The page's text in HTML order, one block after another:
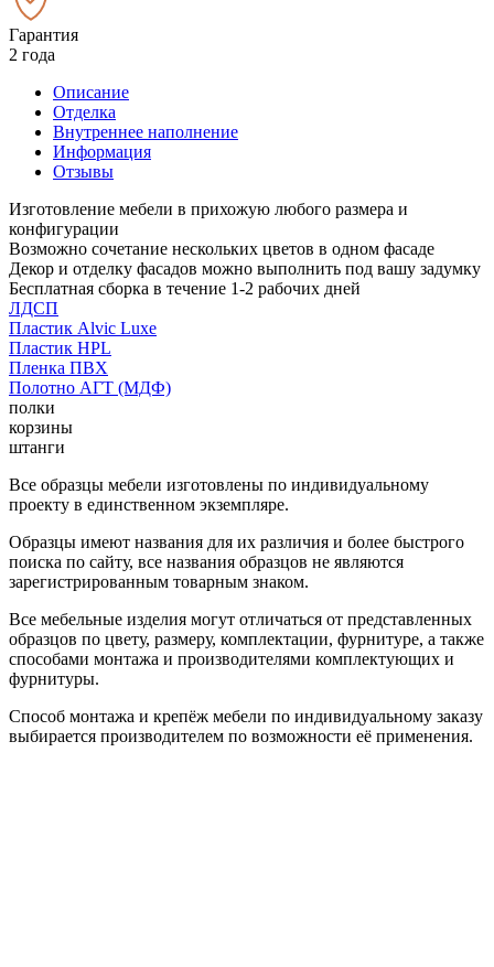
Гарантия
2 года
Описание
Отделка
Внутреннее наполнение
Информация
Отзывы
Изготовление мебели в прихожую любого размера и
конфигурации
Возможно сочетание нескольких цветов в одном фасаде
Декор и отделку фасадов можно выполнить под вашу задумку
Бесплатная сборка в течение 1-2 рабочих дней
ЛДСП
Пластик Alvic Luxe
Пластик HPL
Пленка ПВХ
Полотно АГТ (МДФ)
полки
корзины
штанги
Все образцы мебели изготовлены по индивидуальному
проекту в единственном экземпляре.
Образцы имеют названия для их различия и более быстрого
поиска по сайту, все названия образцов не являются
зарегистрированным товарным знаком.
Все мебельные изделия могут отличаться от представленных
образцов по цвету, размеру, комплектации, фурнитуре, а также
способами монтажа и производителями комплектующих и
фурнитуры.
Способ монтажа и крепёж мебели по индивидуальному заказу
выбирается производителем по возможности её применения.